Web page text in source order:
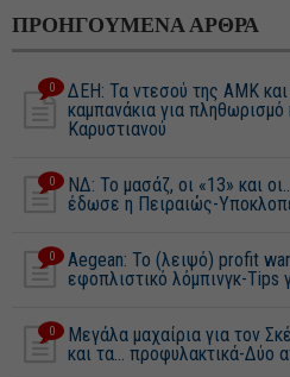
ΠΡΟΗΓΟΥΜΕΝΑ ΑΡΘΡΑ
0
ΔΕΗ: Τα ντεσού της ΑΜΚ και
καμπανάκια για
Καρυστιανού
0
ΝΔ: Το μασάζ, οι «13» και
έδωσε η Πειραιώς-
0
Aegean: Το (λειψό) profit
εφοπλιστικό λόμπινγκ-Tips
0
Μεγάλα μαχαίρια για τον
και τα... προφυλακτικά-Δύο